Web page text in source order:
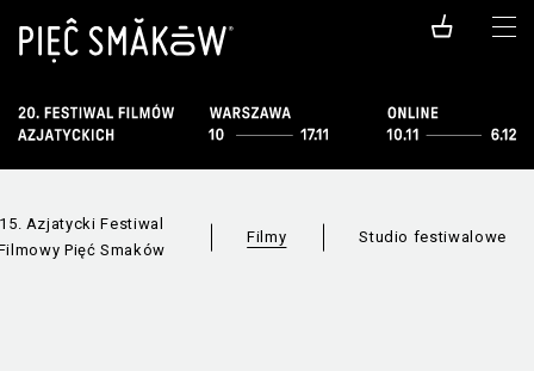
15. Azjatycki Festiwal
Pięć Smaków
Filmy Studio festiwalowe